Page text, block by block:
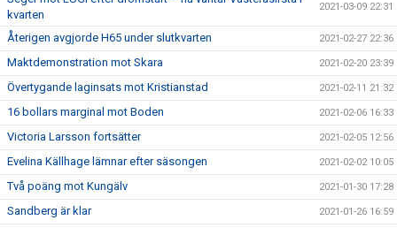
kvarten
2021-03-09 22:31
Återigen avgjorde H65 under slutkvarten 2021-02-27 22:36
Maktdemonstration mot Skara 2021-02-20 23:39
Övertygande laginsats mot Kristianstad 2021-02-11 21:32
16 bollars marginal mot Boden 2021-02-06 16:33
Victoria Larsson fortsätter 2021-02-05 12:56
Evelina Källhage lämnar efter säsongen 2021-02-02 10:05
Två poäng mot Kungälv 2021-01-30 17:28
Sandberg är klar 2021-01-26 16:59